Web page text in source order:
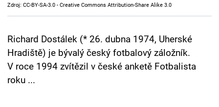
Cool Esport
Pořady
TV Program
Sledujte prima+
Zdroj: CC-BY-SA-3.0 - Creative Commons Attribution-Share Alike 3.0
Richard Dostálek (* 26. dubna 1974, Uherské
Hradiště) je bývalý český fotbalový záložník.
V roce 1994 zvítězil v české anketě Fotbalista
roku ...